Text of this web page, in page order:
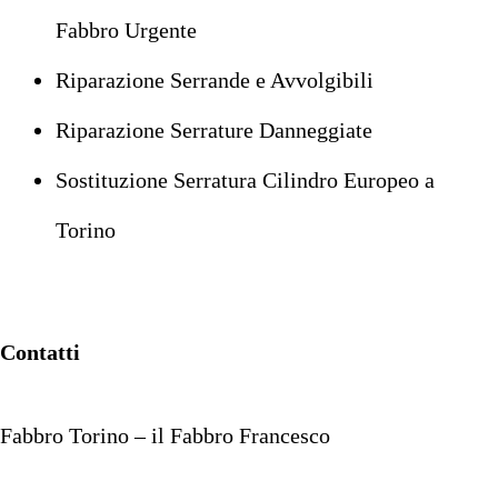
Fabbro Urgente
Riparazione Serrande e Avvolgibili
Riparazione Serrature Danneggiate
Sostituzione Serratura Cilindro Europeo a
Torino
Contatti
Fabbro Torino – il Fabbro Francesco